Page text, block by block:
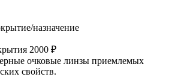
назначение
2000 ₽
очковые линзы приемлемых
свойств.